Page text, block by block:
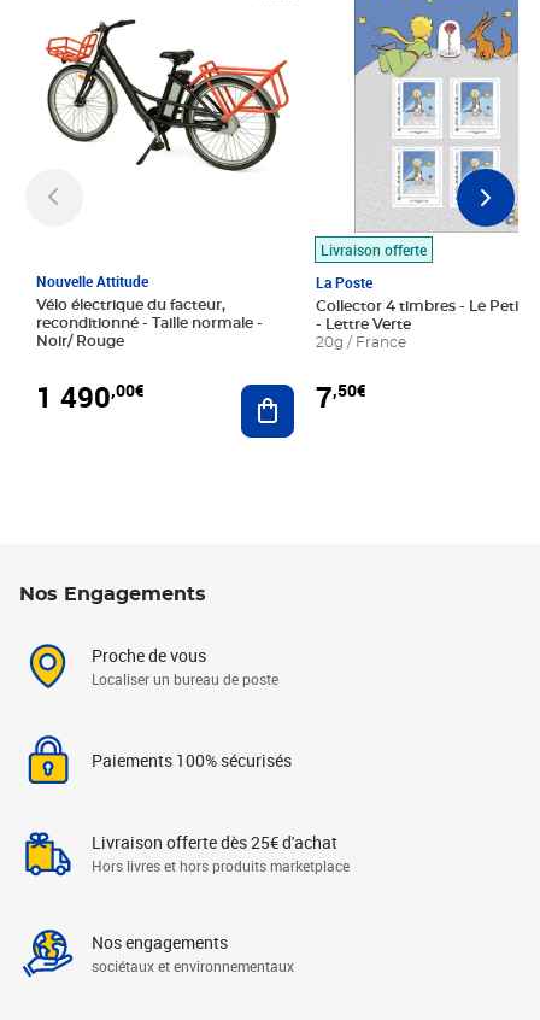
Nouvelle Attitude
Vélo électrique du facteur,
reconditionné - Taille normale -
Noir/ Rouge
1 490,00€ Ajouter au panier
Livraison offerte
La Poste
Collector 4 timbres - Le Petit
- Lettre Verte
20g / France
7,50€
Nos Engagements
Proche de vous
Localiser un bureau de poste
Paiements 100% sécurisés
Livraison offerte dès 25€ d'achat
Hors livres et hors produits marketplace
Nos engagements
sociétaux et environnementaux